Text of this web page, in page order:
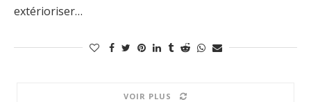
extérioriser…
VOIR PLUS